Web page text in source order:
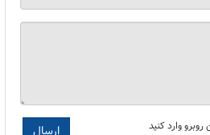
وارد کنید